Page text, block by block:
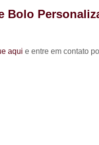
Bolo
aqui e entre em contato